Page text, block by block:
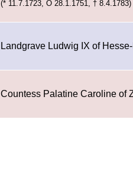
(* 11.7.1723, O 28.1.1751, † 8.4.1783)
Landgrave Ludwig IX of
Countess Palatine Caroline of